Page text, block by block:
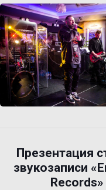
Презентация
звукозаписи
Records»